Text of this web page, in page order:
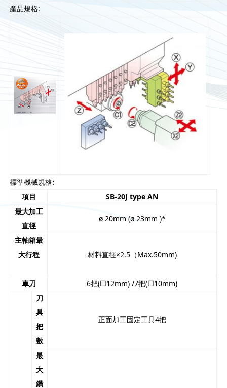
產品規格:
標準機械規格:
項目
SB-20J type AN
最大加工
直徑
ø 20mm (ø 23mm )*
主軸箱最
大行程
材料直徑×2.5（Max.50mm)
車刀
6把(□12mm) /7把(□10mm)
刀
具
把
數
正面加工固定工具4把
最
大
鑽